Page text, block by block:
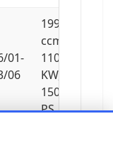
01-
06
1990
ccm,
110
KW,
150
PS